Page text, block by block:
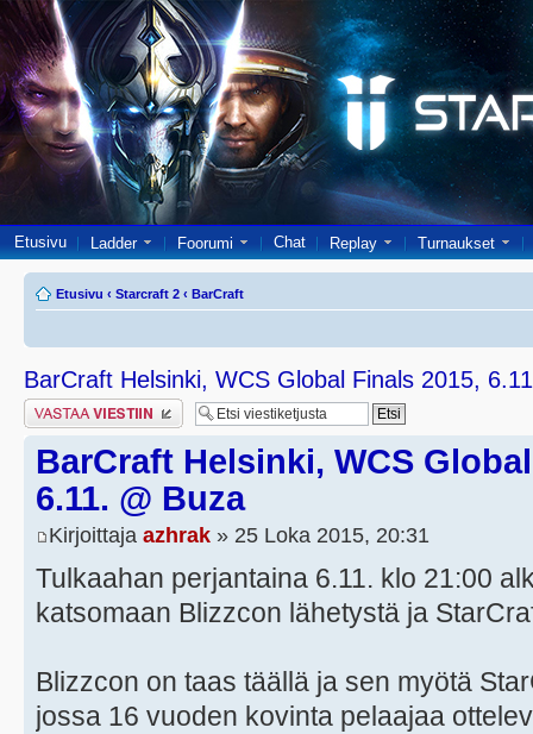
Etusivu Ladder Foorumi Chat Replay Turnaukset
Etusivu ‹ Starcraft 2 ‹ BarCraft
BarCraft Helsinki, WCS Global Finals 2015,
Lähetä vastaus
BarCraft Helsinki, WCS
6.11. @ Buza
Kirjoittaja azhrak » 25 Loka 2015, 20:31
Tulkaahan perjantaina 6.11. klo 21:00
katsomaan Blizzcon lähetystä ja
Blizzcon on taas täällä ja sen myötä
jossa 16 vuoden kovinta pelaajaa